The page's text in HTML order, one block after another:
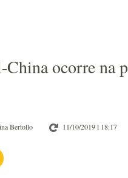
ocorre na
Bertollo 11/10/2019 l 18:17